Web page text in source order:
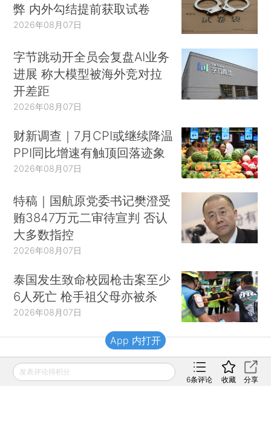
弊 内外勾结提前获取试卷
2026年08月07日
字节跳动开全员会复盘AI业务
进展 称大模型被海外竞对拉
开差距
2026年08月07日
财新调查｜7月CPI或继续降温
PPI同比增速有触顶回落迹象
2026年08月07日
特稿｜国航原党委书记樊澄受
贿3847万元二审待宣判 否认
大多数指控
2026年08月07日
泰国发生致命校园枪击案至少
6人死亡 枪手祖父母亦被杀
2026年08月07日
财新移动
发表评论得积分
6条评论 收藏 分享
App 内打开